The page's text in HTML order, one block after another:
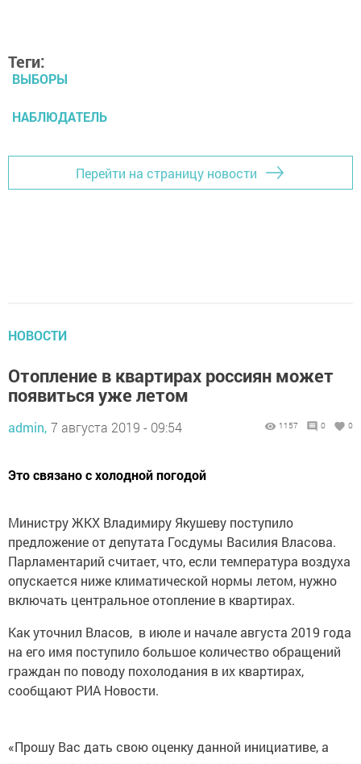
Теги:
ВЫБОРЫ
НАБЛЮДАТЕЛЬ
Перейти на страницу новости
НОВОСТИ
Отопление в квартирах россиян может
появиться уже летом
admin, 7 августа 2019 - 09:54 1157 0 0
Это связано с холодной погодой
Министру ЖКХ Владимиру Якушеву поступило
предложение от депутата Госдумы Василия Власова.
Парламентарий считает, что, если температура воздуха
опускается ниже климатической нормы летом, нужно
включать центральное отопление в квартирах.
Как уточнил Власов, в июле и начале августа 2019 года
на его имя поступило большое количество обращений
граждан по поводу похолодания в их квартирах,
сообщают РИА Новости.
«Прошу Вас дать свою оценку данной инициативе, а